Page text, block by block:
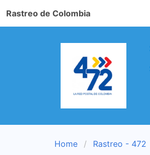
Rastreo de Colombia
Home Rastreo - 472